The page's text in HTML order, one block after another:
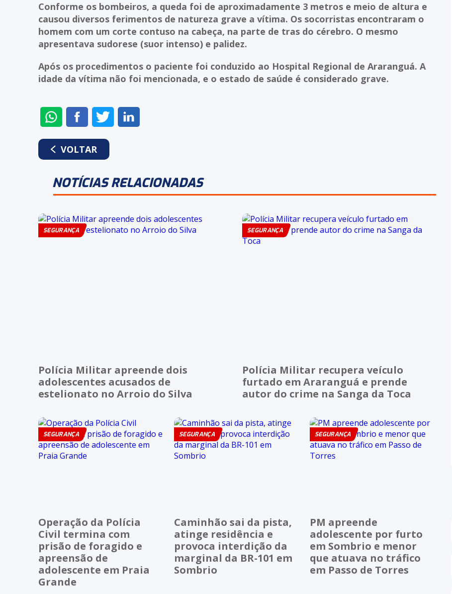
Conforme os bombeiros, a queda foi de aproximadamente 3 metros e meio de altura e
causou diversos ferimentos de natureza grave a vítima. Os socorristas encontraram o
homem com um corte contuso na cabeça, na parte de tras do cérebro. O mesmo
apresentava sudorese (suor intenso) e palidez.
Após os procedimentos o paciente foi conduzido ao Hospital Regional de Araranguá. A
idade da vítima não foi mencionada, e o estado de saúde é considerado grave.
ENVIAR
NO
WHATSAPP
COMPARTILHAR
NO
FACEBOOK
COMPARTILHAR
NO
VOLTAR
NOTÍCIAS RELACIONADAS
SEGURANÇA
Polícia Militar apreende dois
adolescentes acusados de
estelionato no Arroio do Silva
SEGURANÇA
Polícia Militar recupera veículo
furtado em Araranguá e prende
autor do crime na Sanga da Toca
SEGURANÇA
Operação da Polícia
Civil termina com
prisão de foragido e
apreensão de
adolescente em Praia
Grande
SEGURANÇA
Caminhão sai da pista,
atinge residência e
provoca interdição da
marginal da BR-101 em
Sombrio
SEGURANÇA
PM apreende
adolescente por furto
em Sombrio e menor
que atuava no tráfico
em Passo de Torres